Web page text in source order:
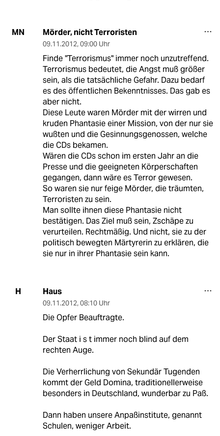
MN Mörder, nicht Terroristen
09.11.2012, 09:00 Uhr
Finde "Terrorismus" immer noch unzutreffend.
Terrorismus bedeutet, die Angst muß größer
sein, als die tatsächliche Gefahr. Dazu bedarf
es des öffentlichen Bekenntnisses. Das gab es
aber nicht.
Diese Leute waren Mörder mit der wirren und
kruden Phantasie einer Mission, von der nur sie
wußten und die Gesinnungsgenossen, welche
die CDs bekamen.
Wären die CDs schon im ersten Jahr an die
Presse und die geeigneten Körperschaften
gegangen, dann wäre es Terror gewesen.
So waren sie nur feige Mörder, die träumten,
Terroristen zu sein.
Man sollte ihnen diese Phantasie nicht
bestätigen. Das Ziel muß sein, Zschäpe zu
verurteilen. Rechtmäßig. Und nicht, sie zu der
politisch bewegten Märtyrerin zu erklären, die
sie nur in ihrer Phantasie sein kann.
H Haus
09.11.2012, 08:10 Uhr
Die Opfer Beauftragte.
Der Staat i s t immer noch blind auf dem
rechten Auge.
Die Verherrlichung von Sekundär Tugenden
kommt der Geld Domina, traditionellerweise
besonders in Deutschland, wunderbar zu Paß.
Dann haben unsere Anpaßinstitute, genannt
Schulen, weniger Arbeit.